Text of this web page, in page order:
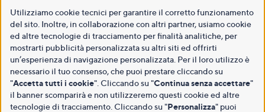
Utilizziamo cookie tecnici per garantire il corretto funzionamento
del sito. Inoltre, in collaborazione con altri partner, usiamo cookie
ed altre tecnologie di tracciamento per finalità analitiche, per
mostrarti pubblicità personalizzata su altri siti ed offrirti
un’esperienza di navigazione personalizzata. Per il loro utilizzo è
necessario il tuo consenso, che puoi prestare cliccando su
"Accetta tutti i cookie". Cliccando su "Continua senza accettare"
il banner scomparirà e non utilizzeremo questi cookie ed altre
tecnologie di tracciamento. Cliccando su "Personalizza" puoi